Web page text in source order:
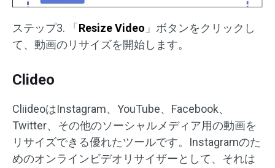
ステップ3. 「 Resize Video 」ボタンをクリックし
て、動画のリサイズを開始します。
Clideo
CliideoはInstagram、YouTube、Facebook、
Twitter、その他のソーシャルメディア用の動画を
リサイズできる優れたツールです。Instagramのた
めのオンラインビデオリサイザーとして、それは